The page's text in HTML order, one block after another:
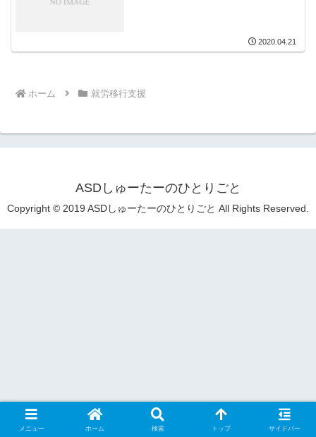
2020.04.21
ホーム 就労移行支援
ASDしゅーたーのひとりごと
Copyright © 2019 ASDしゅーたーのひとりごと All Rights Reserved.
メニュー ホーム 検索 トップ サイドバー